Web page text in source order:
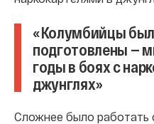
«Колумбийцы
подготовлены —
годы в боях с
джунглях»
Сложнее было работать